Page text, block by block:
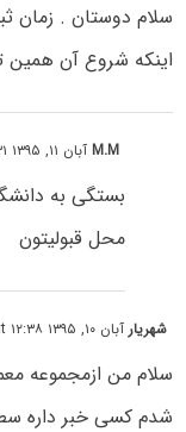
سلام دوستان . زمان
اینکه شروع آن همین
M.Mآبان ۱۱, ۱۳۹۵ at ۱۰:۳۱ ب٫ظ
بستگی به
محل قبولیتون
شهریار آبان ۱۰, ۱۳۹۵ at ۱۲:۳۸ ب٫ظ
سلام من ازمجموعه
شدم کسی خبر داره